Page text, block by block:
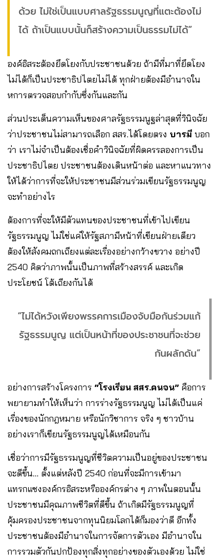
ด้วย ไม่ใช่เป็นแบบศาลรัฐธรรมนูญที่แตะต้องไม่
ได้ ถ้าเป็นแบบนั้นก็สร้างความเป็นธรรมไม่ได้”
องค์อิสระต้องยึดโยงกับประชาชนด้วย ถ้ามีที่มาที่ยึดโยง
ไม่ได้ก็เป็นประชาธิปไตยไม่ได้ ทุกฝ่ายต้องมีอำนาจใน
หการตรวจสอบกำกับซึ่งกันและกัน
ส่วนประเด็นความเห็นของศาลรัฐธรรมนูฐล่าสุดที่วินิจฉัย
ว่าประชาชนไม่สามารถเลือก สสร.ได้โดยตรง บารมี บอก
ว่า เราไม่จำเป็นต้องเชื่อคำวินิจฉัยที่ผิดครรลองการเป็น
ประชาธิปไตย ประชาชนต้องเดินหน้าต่อ และหาแนวทาง
ให้ได้ว่าการที่จะให้ประชาชนมีส่วนร่วมเขียนรัฐธรรมนูญ
จะทำอย่างไร
ต้องการที่จะให้มีตัวแทนของประชาชนที่เข้าไปเขียน
รัฐธรรมนูญ ไม่ใช่แค่ให้รัฐสภามีหน้าที่เขียนฝ่ายเดียว
ต้องให้สังคมถกเถียงแต่ละเรื่องอย่างกว้างขวาง อย่างปี
2540 คิดว่าภาพนั้นเป็นภาพที่สร้างสรรค์ และเกิด
ประโยชน์ โต้เถียงกันได้
“ไม่ได้หวังเพียงพรรคการเมืองจับมือกันร่วมแก้
รัฐธรรมนูญ แต่เป็นหน้าที่ของประชาชนที่จะช่วย
กันผลักดัน”
อย่างการสร้างโครงการ “โรงเรียน สสร.คนจน” คือการ
พยายามทำให้เห็นว่า การร่างรัฐธรรมนูญ ไม่ได้เป็นแค่
เรื่องของนักกฎหมาย หรือนักวิชาการ จริง ๆ ชาวบ้าน
อย่างเราก็เขียนรัฐธรรมนูญได้เหมือนกัน
เชื่อว่าการมีรัฐธรรมนูญที่ชีวิตความเป็นอยู่ของประชาชน
จะดีขึ้น… ตั้งแต่หลังปี 2540 ก่อนที่จะมีการเข้ามา
แทรกแซงองค์กรอิสระหรือองค์กรต่าง ๆ ภาพในตอนนั้น
ประชาชนมีคุณภาพชีวิตที่ดีขึ้น ถ้าเกิดมีรัฐธรรมนูญที่
คุ้มครองประชาชนจากทุนนิยมโลกได้ก็มองว่าดี อีกทั้ง
ประชาชนต้องมีอำนาจในการจัดการตัวเอง มีอำนาจใน
การรวมตัวกันปกป้องทุกสิ่งทุกอย่างของตัวเองด้วย ไม่ใช่